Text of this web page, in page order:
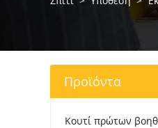
Προϊόντα
Κουτί πρώτων